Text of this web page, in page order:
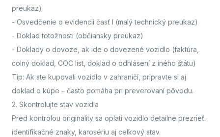
preukaz)
- Osvedčenie o evidencii časť I (malý technický preukaz)
- Doklad totožnosti (občiansky preukaz)
- Doklady o dovoze, ak ide o dovezené vozidlo (faktúra,
colný doklad, COC list, doklad o odhlásení z iného štátu)
Tip: Ak ste kupovali vozidlo v zahraničí, pripravte si aj
doklad o kúpe – často pomáha pri preverovaní pôvodu.
2. Skontrolujte stav vozidla
Pred kontrolou originality sa oplatí vozidlo detailne prezrieť.
identifikačné znaky, karosériu aj celkový stav.